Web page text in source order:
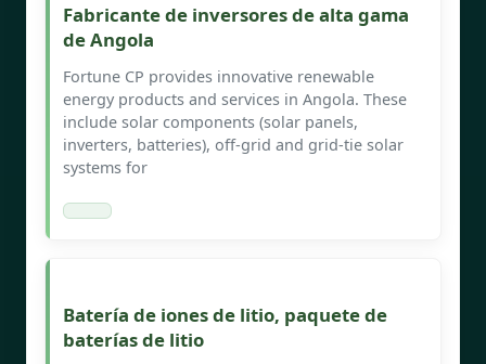
Fabricante de inversores de alta gama
de Angola
Fortune CP provides innovative renewable
energy products and services in Angola. These
include solar components (solar panels,
inverters, batteries), off-grid and grid-tie solar
systems for
Batería de iones de litio, paquete de
baterías de litio